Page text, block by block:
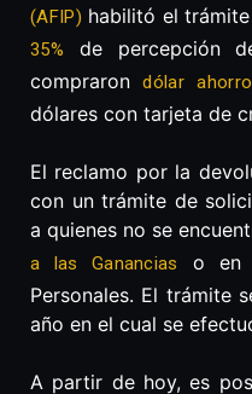
(AFIP) habilitó el
35%
de percepción
compraron dólar ahorro
dólares con tarjeta de
El reclamo por la
con un trámite de
a quienes no se
a las Ganancias
o en
Personales. El trámite
año en el cual se
A partir de hoy, es